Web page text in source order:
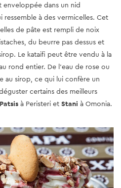
enveloppée dans un nid
à des vermicelles. Cet
de pâte est rempli de noix
du beurre pas dessus et
Le kataifi peut être vendu à la
rond entier. De l'eau de rose ou
au sirop, ce qui lui confère un
certains des meilleurs
Patsis à Peristeri et Stani à Omonia.